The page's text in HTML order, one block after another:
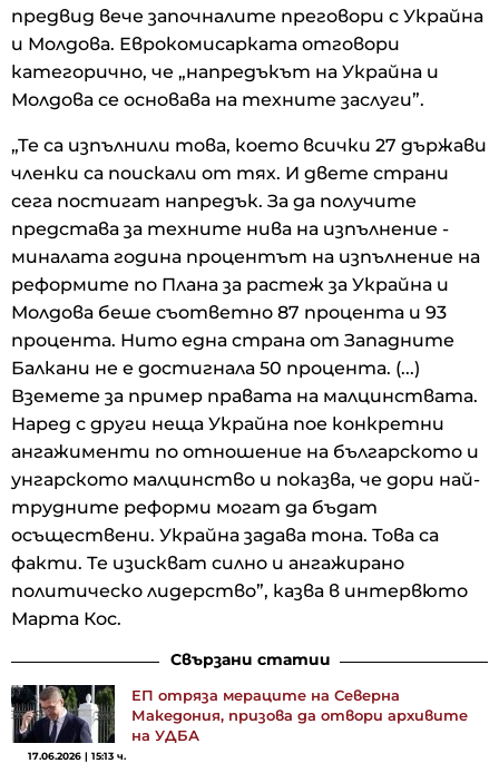
предвид вече започналите преговори с Украйна
и Молдова. Еврокомисарката отговори
категорично, че „напредъкът на Украйна и
Молдова се основава на техните заслуги”.
„Те са изпълнили това, което всички 27 държави
членки са поискали от тях. И двете страни
сега постигат напредък. За да получите
представа за техните нива на изпълнение -
миналата година процентът на изпълнение на
реформите по Плана за растеж за Украйна и
Молдова беше съответно 87 процента и 93
процента. Нито една страна от Западните
Балкани не е достигнала 50 процента. (...)
Вземете за пример правата на малцинствата.
Наред с други неща Украйна пое конкретни
ангажименти по отношение на българското и
унгарското малцинство и показва, че дори най-
трудните реформи могат да бъдат
осъществени. Украйна задава тона. Това са
факти. Те изискват силно и ангажирано
политическо лидерство”, казва в интервюто
Марта Кос.
Свързани статии
ЕП отряза мераците на Северна
Македония, призова да отвори архивите
на УДБА
17.06.2026 | 15:13 ч.